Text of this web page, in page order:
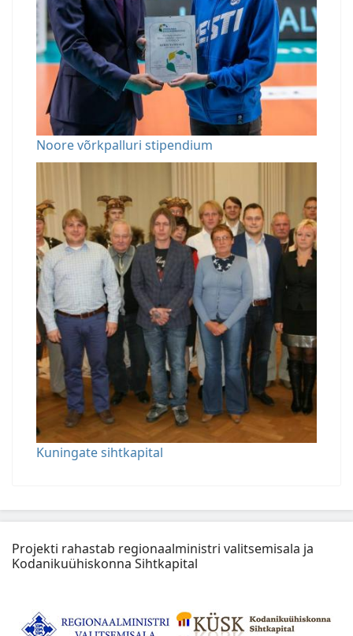
Noore võrkpalluri stipendium
Kuningate sihtkapital
Projekti rahastab regionaalministri valitsemisala ja
Kodanikuühiskonna Sihtkapital